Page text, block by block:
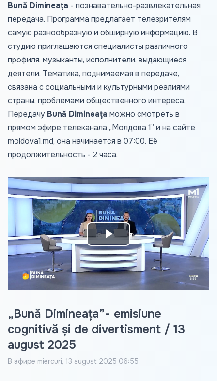
Bună Dimineaţa - познавательно-развлекательная
передача. Программа предлагает телезрителям
самую разнообразную и обширную информацию. В
студию приглашаются специалисты различного
профиля, музыканты, исполнители, выдающиеся
деятели. Тематика, поднимаемая в передаче,
связана с социальными и культурными реалиями
страны, проблемами общественного интереса.
Передачу Bună Dimineaţa можно смотреть в
прямом эфире телеканала „Молдова 1” и на сайте
moldova1.md, она начинается в 07:00. Её
продолжительность - 2 часа.
Play
Video
„Bună Dimineața”- emisiune
cognitivă și de divertisment / 13
august 2025
В эфире miercuri, 13 august 2025 06:55